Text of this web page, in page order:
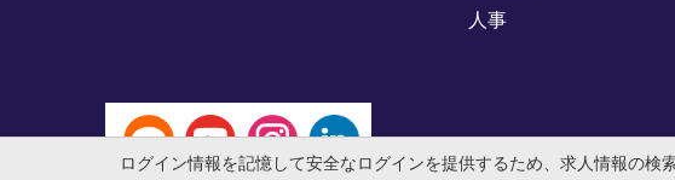
人事
ログイン情報を記憶して安全なログインを提供するため、求人情報の検